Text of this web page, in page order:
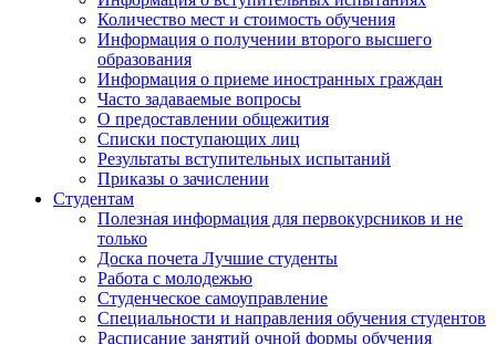
Количество мест и стоимость обучения
Информация о получении второго высшего
образования
Информация о приеме иностранных граждан
Часто задаваемые вопросы
О предоставлении общежития
Списки поступающих лиц
Результаты вступительных испытаний
Приказы о зачислении
Студентам
Полезная информация для первокурсников и не
только
Доска почета Лучшие студенты
Работа с молодежью
Студенческое самоуправление
Специальности и направления обучения студентов
Расписание занятий очной формы обучения